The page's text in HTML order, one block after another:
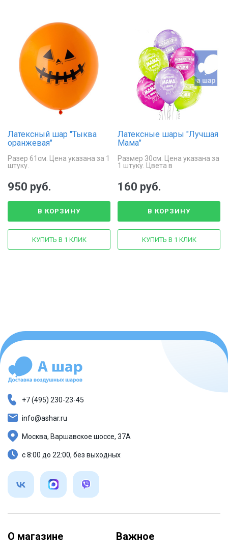
Латексный шар "Тыква
оранжевая"
Разер 61см. Цена указана за 1
штуку.
950 руб.
В КОРЗИНУ
КУПИТЬ В 1 КЛИК
Латексные шары "Лучшая
Мама"
Размер 30см. Цена указана за
1 штуку. Цвета в
160 руб.
В КОРЗИНУ
КУПИТЬ В 1 КЛИК
О магазине Важное
+7 (495) 230-23-45
info@ashar.ru
Москва, Варшавское шоссе, 37А
с 8:00 до 22:00, без выходных